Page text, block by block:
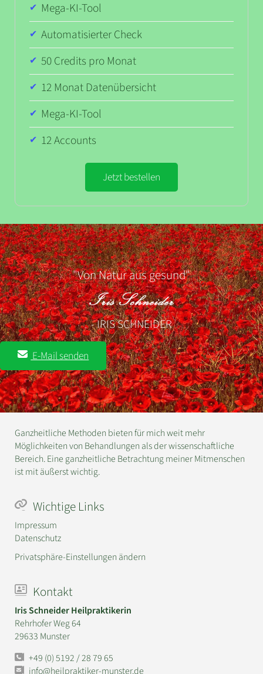
Mega-KI-Tool
Automatisierter Check
50 Credits pro Monat
12 Monat Datenübersicht
Mega-KI-Tool
12 Accounts
Jetzt bestellen
"Von Natur aus gesund"
- IRIS SCHNEIDER
E-Mail senden
Ganzheitliche Methoden bieten für mich weit mehr
Möglichkeiten von Behandlungen als der wissenschaftliche
Bereich. Eine ganzheitliche Betrachtung meiner Mitmenschen
ist mit äußerst wichtig.
Wichtige Links
Impressum
Datenschutz
Privatsphäre-Einstellungen ändern
Kontakt
Iris Schneider Heilpraktikerin
Rehrhofer Weg 64
29633 Munster
+49 (0) 5192 / 28 79 65
info@heilpraktiker-munster.de